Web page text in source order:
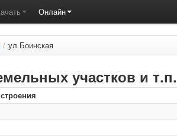
Онлайн
/ ул Боинская
участков и т.п.